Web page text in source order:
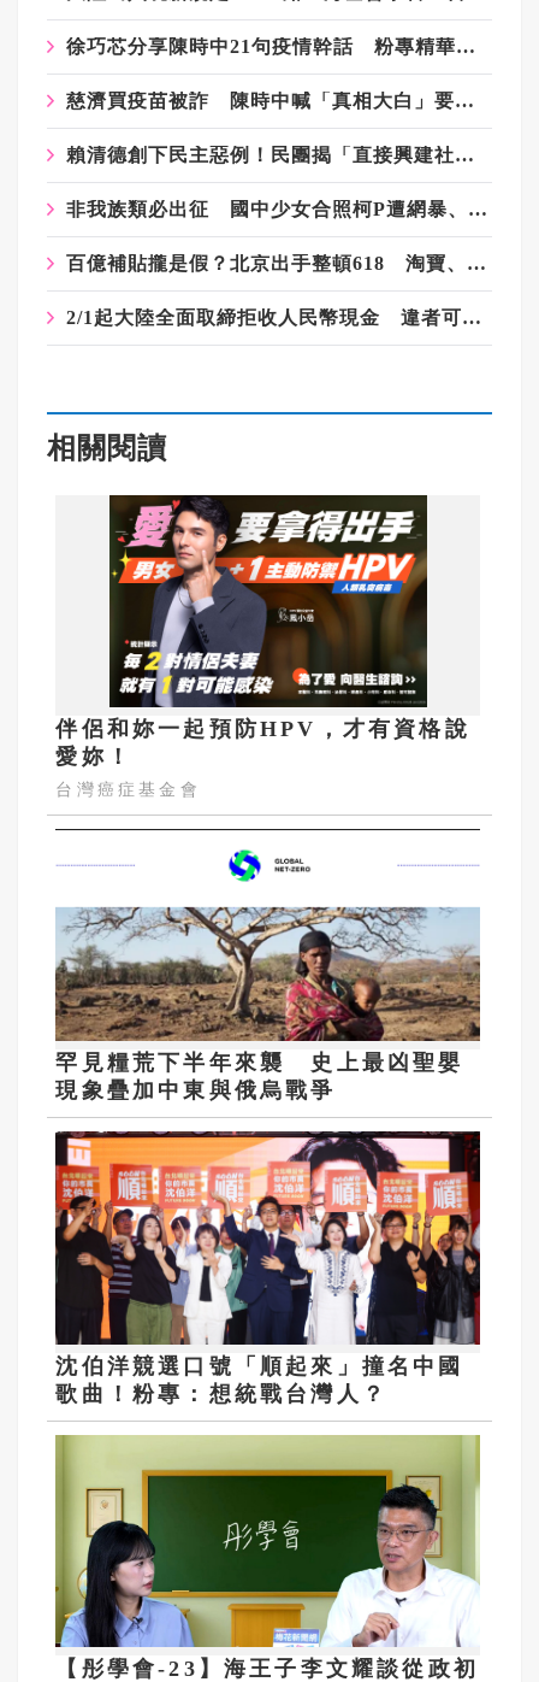
​徐巧芯分享陳時中21句疫情幹話 粉專精華剪輯引網嘆：當時真的是囂張
慈濟買疫苗被詐 陳時中喊「真相大白」要抹黑的人道歉 藍白反擊了
賴清德創下民主惡例！民團揭「直接興建社宅恐變0戶」 劉世芳駁：以偏概全
非我族類必出征 國中少女合照柯P遭網暴、肉搜、嘲笑長相
百億補貼攏是假？北京出手整頓618 淘寶、京東、拼多多全被約談
2/1起大陸全面取締拒收人民幣現金 違者可投訴
相關閱讀
伴侶和妳一起預防HPV，才有資格說
愛妳！
台灣癌症基金會
罕見糧荒下半年來襲 史上最凶聖嬰
現象疊加中東與俄烏戰爭
沈伯洋競選口號「順起來」撞名中國
歌曲！粉專：想統戰台灣人？
【彤學會-23】海王子李文耀談從政初